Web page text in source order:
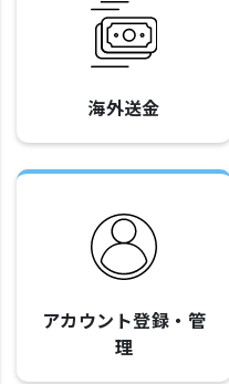
海外送金
アカウント登録・管
理